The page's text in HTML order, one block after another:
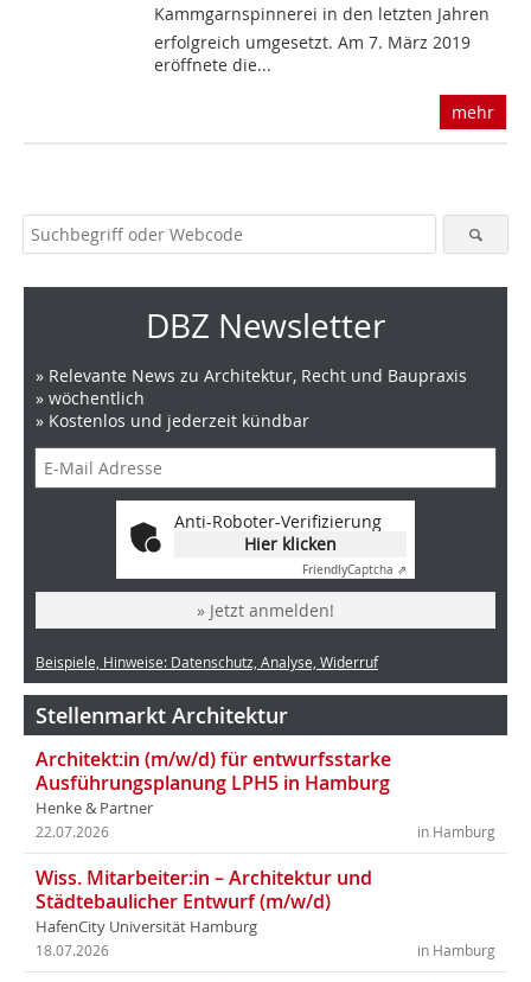
Kammgarnspinnerei in den letzten Jahren
erfolgreich umgesetzt. Am 7. März 2019
eröffnete die...
mehr
DBZ Newsletter
» Relevante News zu Architektur, Recht und Baupraxis
» wöchentlich
» Kostenlos und jederzeit kündbar
Anti-Roboter-Verifizierung
Hier klicken
FriendlyCaptcha ⇗
» Jetzt anmelden!
Beispiele, Hinweise: Datenschutz, Analyse, Widerruf
Stellenmarkt Architektur
Architekt:in (m/w/d) für entwurfsstarke
Ausführungsplanung LPH5 in Hamburg
Henke & Partner
in Hamburg
22.07.2026
Wiss. Mitarbeiter:in – Architektur und
Städtebaulicher Entwurf (m/w/d)
HafenCity Universität Hamburg
in Hamburg
18.07.2026